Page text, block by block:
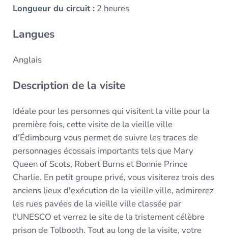
Longueur du circuit :2 heures
Langues
Anglais
Description de la visite
Idéale pour les personnes qui visitent la ville pour la
première fois, cette visite de la vieille ville
d'Édimbourg vous permet de suivre les traces de
personnages écossais importants tels que Mary
Queen of Scots, Robert Burns et Bonnie Prince
Charlie. En petit groupe privé, vous visiterez trois des
anciens lieux d'exécution de la vieille ville, admirerez
les rues pavées de la vieille ville classée par
l'UNESCO et verrez le site de la tristement célèbre
prison de Tolbooth. Tout au long de la visite, votre